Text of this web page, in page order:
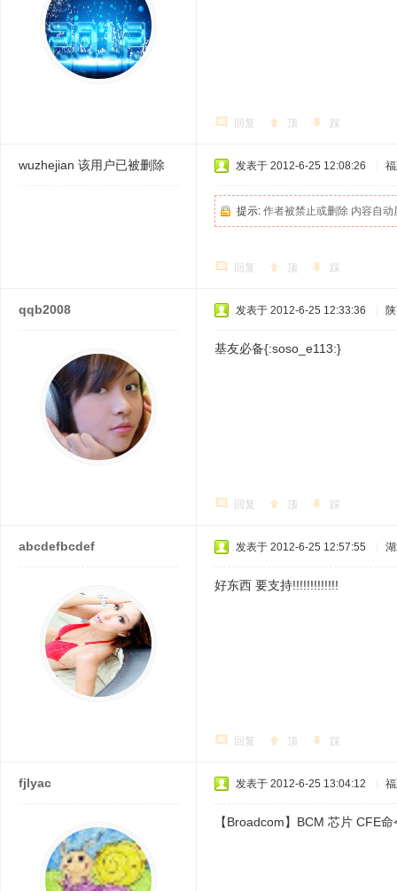
回复 顶 踩
wuzhejian 该用户已被删除 发表于 2012-6-25 12:08:26
提示: 作者被禁止或删除 内容自动
回复 顶 踩
qqb2008 发表于 2012-6-25 12:33:36
基友必备{:soso_e113:}
回复 顶 踩
abcdefbcdef 发表于 2012-6-25 12:57:55
好东西 要支持!!!!!!!!!!!!!
回复 顶 踩
fjlyac 发表于 2012-6-25 13:04:12
【Broadcom】BCM 芯片 CFE